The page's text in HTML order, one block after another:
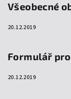
Všeobecné
20.12.2019
Formulář
20.12.2019